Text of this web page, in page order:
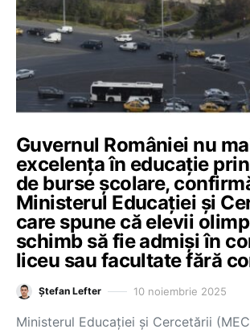
Guvernul României nu
excelența în educație
de burse școlare,
Ministerul Educației și
care spune că elevii
schimb să fie admiși în
liceu sau facultate fără
Ștefan Lefter 10 noiembrie 2025
Ministerul Educației și Cercetării